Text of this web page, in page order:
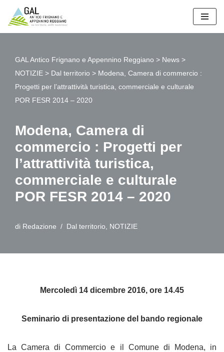
Vai
GAL Antico Frignano e Appennino Reggiano > News >
NOTIZIE > Dal territorio > Modena, Camera di commercio :
Progetti per l’attrattività turistica, commerciale e culturale
POR FESR 2014 – 2020
Modena, Camera di
commercio : Progetti per
l’attrattività turistica,
commerciale e culturale
POR FESR 2014 – 2020
di Redazione Dal territorio NOTIZIE
Mercoledì 14 dicembre 2016, ore 14.45
Seminario di presentazione del bando regionale
La Camera di Commercio e il Comune di Modena, in